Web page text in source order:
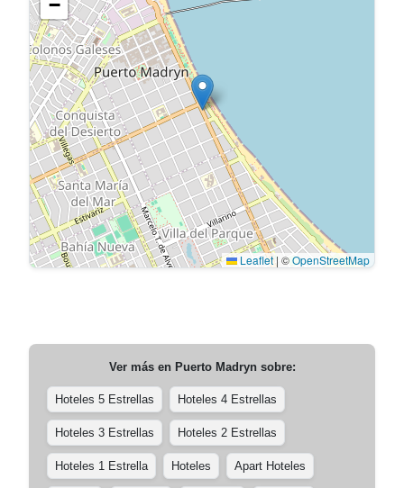
−
Leaflet | ©OpenStreetMap
Ver más en Puerto Madrynsobre:
Hoteles 5 Estrellas Hoteles 4 Estrellas
Hoteles 3 Estrellas Hoteles 2 Estrellas
Hoteles 1 Estrella Hoteles Apart Hoteles